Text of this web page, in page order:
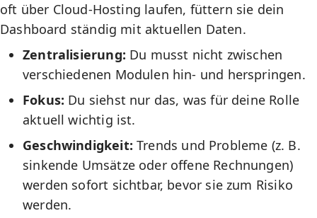
oft über Cloud-Hosting laufen, füttern sie dein
Dashboard ständig mit aktuellen Daten.
Zentralisierung: Du musst nicht zwischen
verschiedenen Modulen hin- und herspringen.
Fokus: Du siehst nur das, was für deine Rolle
aktuell wichtig ist.
Geschwindigkeit: Trends und Probleme (z. B.
sinkende Umsätze oder offene Rechnungen)
werden sofort sichtbar, bevor sie zum Risiko
werden.